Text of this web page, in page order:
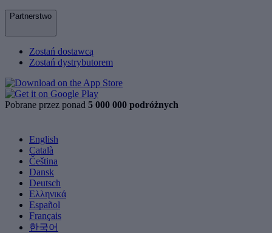
Partnerstwo
Zostań dostawcą
Zostań dystrybutorem
Pobrane przez ponad 5 000 000 podróżnych
English
Català
Čeština
Dansk
Deutsch
Ελληνικά
Español
Français
한국어